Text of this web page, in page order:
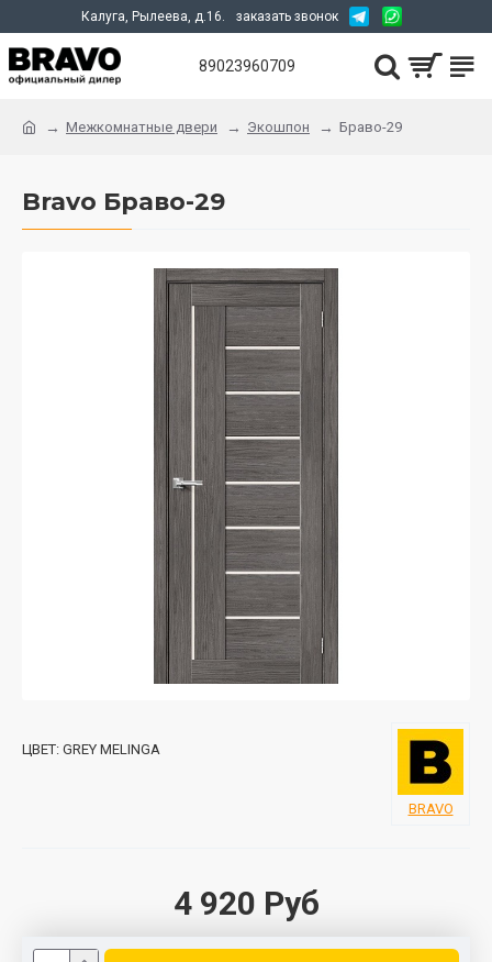
Калуга, Рылеева, д.16. заказать звонок
89023960709
Межкомнатные двери Экошпон Браво-29
Bravo Браво-29
4 920 Руб
ЦВЕТ: GREY MELINGA
BRAVO